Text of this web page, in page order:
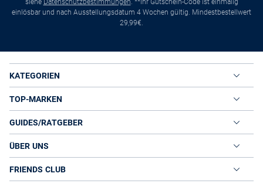
siehe Datenschutzbestimmungen. **Ihr Gutschein-Code ist einmalig
einlösbar und nach Ausstellungsdatum 4 Wochen gültig. Mindestbestellwert
29,99€.
KATEGORIEN
TOP-MARKEN
GUIDES/RATGEBER
ÜBER UNS
FRIENDS CLUB